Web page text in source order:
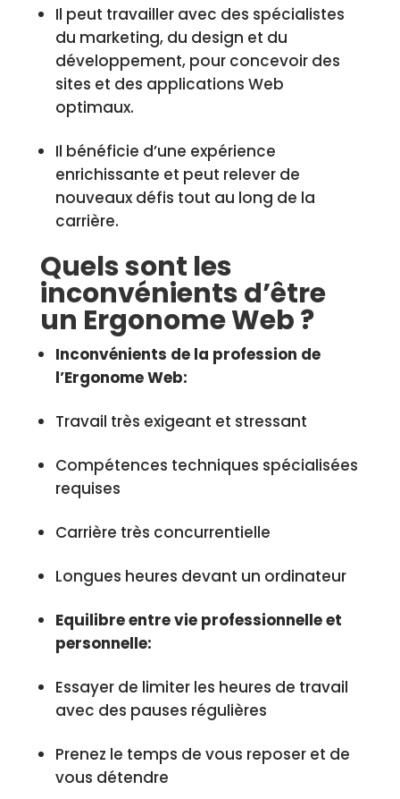
Il peut travailler avec des spécialistes
du marketing, du design et du
développement, pour concevoir des
sites et des applications Web
optimaux.
Il bénéficie d’une expérience
enrichissante et peut relever de
nouveaux défis tout au long de la
carrière.
Quels sont les
inconvénients d’être
un Ergonome Web ?
Inconvénients de la profession de
l’Ergonome Web:
Travail très exigeant et stressant
Compétences techniques spécialisées
requises
Carrière très concurrentielle
Longues heures devant un ordinateur
Equilibre entre vie professionnelle et
personnelle:
Essayer de limiter les heures de travail
avec des pauses régulières
Prenez le temps de vous reposer et de
vous détendre